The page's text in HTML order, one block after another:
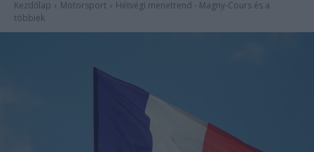
Kezdőlap Motorsport
Hétvégi menetrend - Magny-Cours és a
többiek